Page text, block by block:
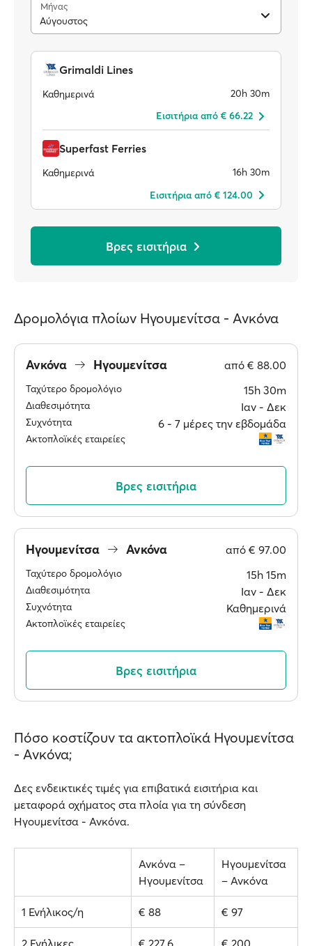
Μήνας
Αύγουστος
Grimaldi Lines
Καθημερινά
20h 30m
Eισιτήρια από € 66.22
Superfast Ferries
Καθημερινά
16h 30m
Eισιτήρια από € 124.00
Βρες εισιτήρια
Δρομολόγια πλοίων Ηγουμενίτσα - Ανκόνα
Ανκόνα Ηγουμενίτσα από € 88.00
Ταχύτερο δρομολόγιο 15h 30m
Διαθεσιμότητα Ιαν ‐ Δεκ
Συχνότητα 6 ‐ 7 μέρες την εβδομάδα
Ακτοπλοϊκές εταιρείες
Βρες εισιτήρια
Ηγουμενίτσα Ανκόνα από € 97.00
Ταχύτερο δρομολόγιο 15h 15m
Διαθεσιμότητα Ιαν ‐ Δεκ
Συχνότητα Καθημερινά
Ακτοπλοϊκές εταιρείες
Βρες εισιτήρια
Πόσο κοστίζουν τα ακτοπλοϊκά Ηγουμενίτσα
- Ανκόνα;
Δες ενδεικτικές τιμές για επιβατικά εισιτήρια και
μεταφορά οχήματος στα πλοία για τη σύνδεση
Ηγουμενίτσα - Ανκόνα.
Ανκόνα –
Ηγουμενίτσα
Ηγουμενίτσα
– Ανκόνα
1 Ενήλικος/η € 88 € 97
2 Ενήλικες € 227.6 € 200